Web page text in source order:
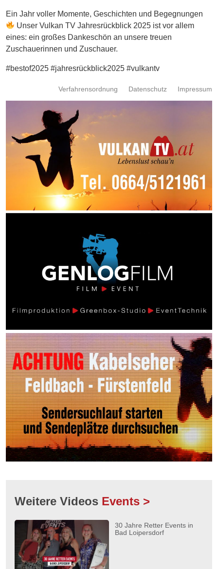
Schnöll
gfrogt
Podcast
Ein Jahr voller Momente, Geschichten und Begegnungen
Unser Vulkan TV Jahresrückblick 2025 ist vor allem
eines: ein großes Dankeschön an unsere treuen
Zuschauerinnen und Zuschauer.
#bestof2025 #jahresrückblick2025 #vulkantv
Impressum
Datenschutz
Verfahrensordnung
Weitere Videos Events >
30 Jahre Retter Events in
Bad Loipersdorf